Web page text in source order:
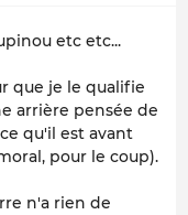
etc etc...
que je le qualifie
arrière pensée de
qu'il est avant
pour le coup).
n'a rien de